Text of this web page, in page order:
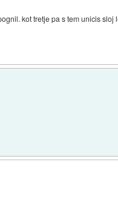
kot tretje pa s tem unicis sloj